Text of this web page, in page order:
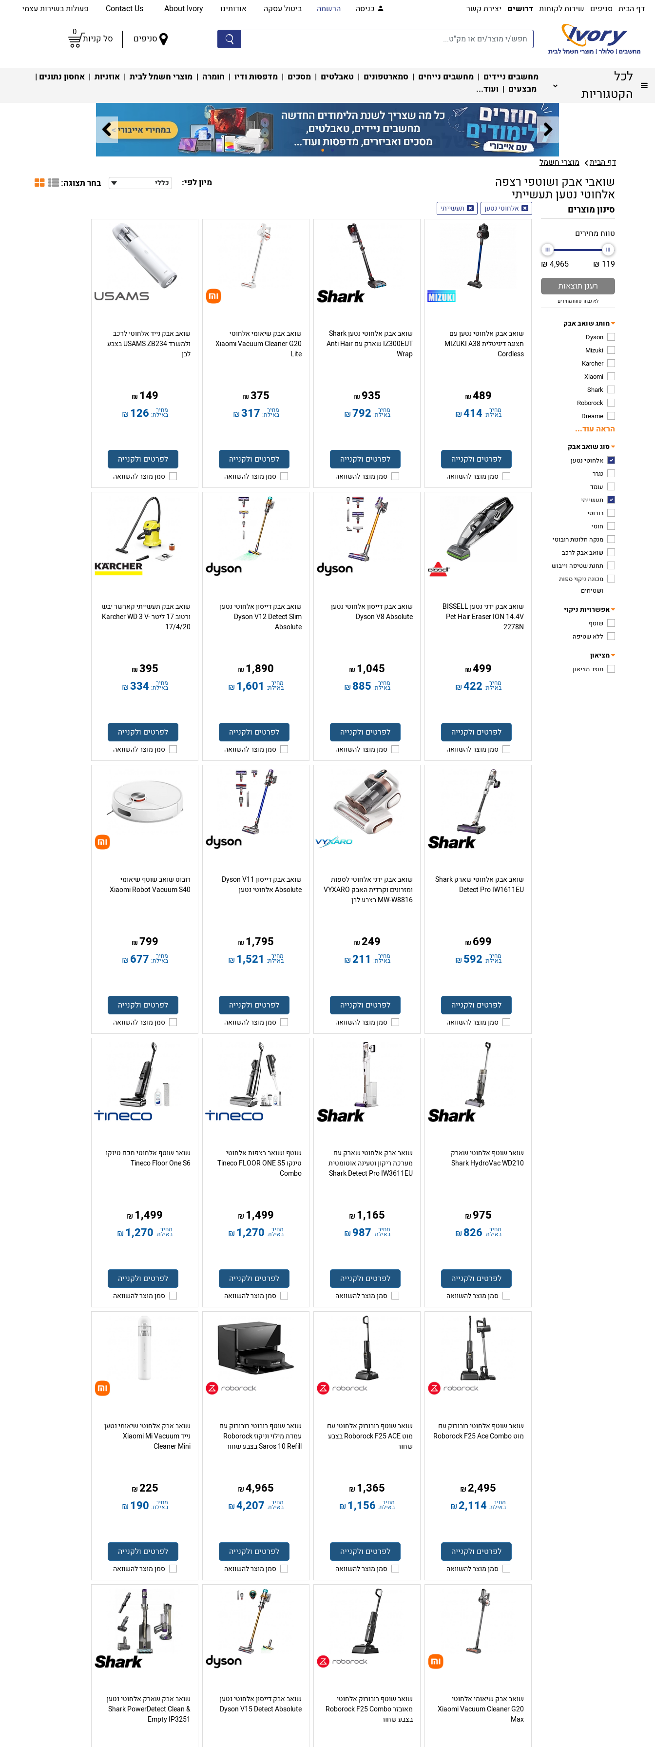
דף הבית סניפים שירות לקוחות דרושים יצירת קשר כניסה הרשמה ביטול עסקה אודותינו About Ivory פעולות בשירות עצמי
סניפים סל קניות
0
לכל
הקטגוריות
מחשבים ניידים | מחשבים נייחים | סמארטפונים | טאבלטים | מסכים | מדפסות ודיו | חומרה | מוצרי חשמל לבית | אוזניות | אחסון נתונים |
מבצעים | ועוד...
דף הבית מוצרי חשמל
שואבי אבק ושוטפי רצפה
אלחוטי נטען תעשייתי
מיון לפי: כללי בחר תצוגה:
סינון מוצרים
טווח מחירים
119 ₪
4,965 ₪
רענן תוצאות
לא נבחר טווח מחירים
מותג שואב אבק
Dyson
Mizuki
Karcher
Xiaomi
Shark
Roborock
Dreame
הראה עוד...
סוג שואב אבק
אלחוטי נטען
נגרר
עומד
תעשייתי
רובוטי
חוטי
מנקה חלונות רובוטי
שואב אבק לרכב
תחנת שטיפה וייבוש
מכונת ניקוי ספות
ושטיחים
אפשרויות ניקוי
שוטף
ללא שטיפה
מציאון
מוצר מציאון
אלחוטי נטען תעשייתי
שואב אבק אלחוטי נטען עם
תצוגה דיגיטלית MIZUKI A38
Cordless
489
₪
מחיר
באילת: 414
₪
לפרטים ולקנייה
סמן מוצר להשוואה
שואב אבק אלחוטי נטען Shark
IZ300EUT שארק עם Anti Hair
Wrap
935
₪
מחיר
באילת: 792
₪
לפרטים ולקנייה
סמן מוצר להשוואה
שואב אבק שיאומי אלחוטי
Xiaomi Vacuum Cleaner G20
Lite
375
₪
מחיר
באילת: 317
₪
לפרטים ולקנייה
סמן מוצר להשוואה
שואב אבק נייד אלחוטי לרכב
ולמשרד USAMS ZB234 בצבע
לבן
149
₪
מחיר
באילת: 126
₪
לפרטים ולקנייה
סמן מוצר להשוואה
שואב אבק ידני נטען BISSELL
Pet Hair Eraser ION 14.4V
2278N
499
₪
מחיר
באילת: 422
₪
לפרטים ולקנייה
סמן מוצר להשוואה
שואב אבק דייסון אלחוטי נטען
Dyson V8 Absolute
1,045
₪
מחיר
באילת: 885
₪
לפרטים ולקנייה
סמן מוצר להשוואה
שואב אבק דייסון אלחוטי נטען
Dyson V12 Detect Slim
Absolute
1,890
₪
מחיר
באילת: 1,601
₪
לפרטים ולקנייה
סמן מוצר להשוואה
שואב אבק תעשייתי קארשר יבש
ורטוב 17 ליטר Karcher WD 3 V-
17/4/20
395
₪
מחיר
באילת: 334
₪
לפרטים ולקנייה
סמן מוצר להשוואה
שואב אבק אלחוטי שארק Shark
Detect Pro IW1611EU
699
₪
מחיר
באילת: 592
₪
לפרטים ולקנייה
סמן מוצר להשוואה
שואב אבק ידני אלחוטי לספות
ומזרונים וקרדית האבק VYXARO
MW-W8816 בצבע לבן
249
₪
מחיר
באילת: 211
₪
לפרטים ולקנייה
סמן מוצר להשוואה
שואב אבק דייסון Dyson V11
Absolute אלחוטי נטען
1,795
₪
מחיר
באילת: 1,521
₪
לפרטים ולקנייה
סמן מוצר להשוואה
רובוט שואב שוטף שיאומי
Xiaomi Robot Vacuum S40
799
₪
מחיר
באילת: 677
₪
לפרטים ולקנייה
סמן מוצר להשוואה
שואב שוטף אלחוטי שארק
Shark HydroVac WD210
975
₪
מחיר
באילת: 826
₪
לפרטים ולקנייה
סמן מוצר להשוואה
שואב אבק אלחוטי שארק עם
מערכת ריקון וטעינה אוטומטית
Shark Detect Pro IW3611EU
1,165
₪
מחיר
באילת: 987
₪
לפרטים ולקנייה
סמן מוצר להשוואה
שוטף ושואב רצפות אלחוטי
טינקו Tineco FLOOR ONE S5
Combo
1,499
₪
מחיר
באילת: 1,270
₪
לפרטים ולקנייה
סמן מוצר להשוואה
שואב שוטף אלחוטי חכם טינקו
Tineco Floor One S6
1,499
₪
מחיר
באילת: 1,270
₪
לפרטים ולקנייה
סמן מוצר להשוואה
שואב שוטף אלחוטי רובורוק עם
מוט Roborock F25 Ace Combo
2,495
₪
מחיר
באילת: 2,114
₪
לפרטים ולקנייה
סמן מוצר להשוואה
שואב שוטף רובורוק אלחוטי עם
מוט Roborock F25 ACE בצבע
שחור
1,365
₪
מחיר
באילת: 1,156
₪
לפרטים ולקנייה
סמן מוצר להשוואה
שואב שוטף רובוטי רובורוק עם
עמדת מילוי וניקוז Roborock
Saros 10 Refill בצבע שחור
4,965
₪
מחיר
באילת: 4,207
₪
לפרטים ולקנייה
סמן מוצר להשוואה
שואב אבק אלחוטי שיאומי נטען
נייד Xiaomi Mi Vacuum
Cleaner Mini
225
₪
מחיר
באילת: 190
₪
לפרטים ולקנייה
סמן מוצר להשוואה
שואב אבק שיאומי אלחוטי
Xiaomi Vacuum Cleaner G20
Max
שואב שוטף רובורוק אלחוטי
מאובזר Roborock F25 Combo
בצבע שחור
שואב אבק דייסון אלחוטי נטען
Dyson V15 Detect Absolute
שואב אבק שארק אלחוטי נטען
Shark PowerDetect Clean &
Empty IP3251